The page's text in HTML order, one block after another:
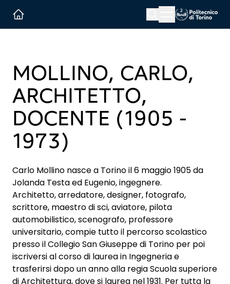
Menu button
MOLLINO, CARLO,
ARCHITETTO,
DOCENTE (1905 -
1973)
Carlo Mollino nasce a Torino il 6 maggio 1905 da
Jolanda Testa ed Eugenio, ingegnere.
Architetto, arredatore, designer, fotografo,
scrittore, maestro di sci, aviatore, pilota
automobilistico, scenografo, professore
universitario, compie tutto il percorso scolastico
presso il Collegio San Giuseppe di Torino per poi
iscriversi al corso di laurea in Ingegneria e
trasferirsi dopo un anno alla regia Scuola superiore
di Architettura, dove si laurea nel 1931. Per tutta la